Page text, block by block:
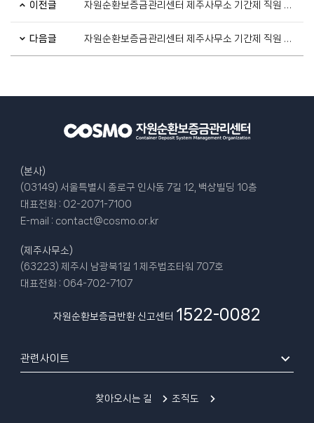
이전글
다음글 자원순환보증금관리센터 제주사무소 기간제 직원 채용 공고[~7.3.(금)]
(본사)
(03149) 서울특별시 종로구 인사동 7길 12, 백상빌딩 10층
대표전화 : 02-2071-7100
E-mail : contact@cosmo.or.kr
(제주사무소)
(63223) 제주시 남광북1길 1 제주법조타워 707호
대표전화 : 064-702-7107
자원순환보증금반환 신고센터 1522-0082
관련사이트
찾아오시는 길 조직도